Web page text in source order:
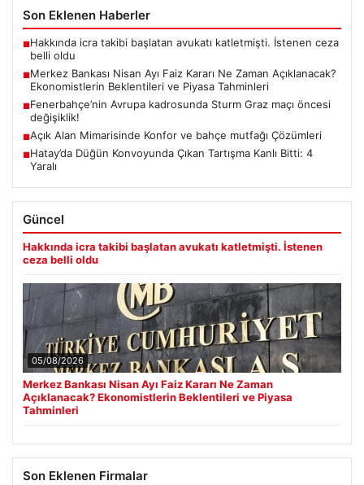
Son Eklenen Haberler
■Hakkında icra takibi başlatan avukatı katletmişti. İstenen ceza
belli oldu
■Merkez Bankası Nisan Ayı Faiz Kararı Ne Zaman Açıklanacak?
Ekonomistlerin Beklentileri ve Piyasa Tahminleri
■Fenerbahçe’nin Avrupa kadrosunda Sturm Graz maçı öncesi
değişiklik!
■Açık Alan Mimarisinde Konfor ve bahçe mutfağı Çözümleri
■Hatay’da Düğün Konvoyunda Çıkan Tartışma Kanlı Bitti: 4
Yaralı
Güncel
Hakkında icra takibi başlatan avukatı katletmişti. İstenen
ceza belli oldu
05/08/2026
Merkez Bankası Nisan Ayı Faiz Kararı Ne Zaman
Açıklanacak? Ekonomistlerin Beklentileri ve Piyasa
Tahminleri
Son Eklenen Firmalar